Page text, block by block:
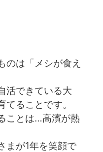
のは「メシが食え
活できている大
ることです。
ことは…高濱が熱
まが1年を笑顔で